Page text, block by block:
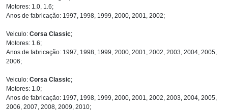
Motores: 1.0, 1.6;
Anos de fabricação: 1997, 1998, 1999, 2000, 2001, 2002;
Veiculo: Corsa Classic;
Motores: 1.6;
Anos de fabricação: 1997, 1998, 1999, 2000, 2001, 2002, 2003, 2004, 2005,
2006;
Veiculo: Corsa Classic;
Motores: 1.0;
Anos de fabricação: 1997, 1998, 1999, 2000, 2001, 2002, 2003, 2004, 2005,
2006, 2007, 2008, 2009, 2010;